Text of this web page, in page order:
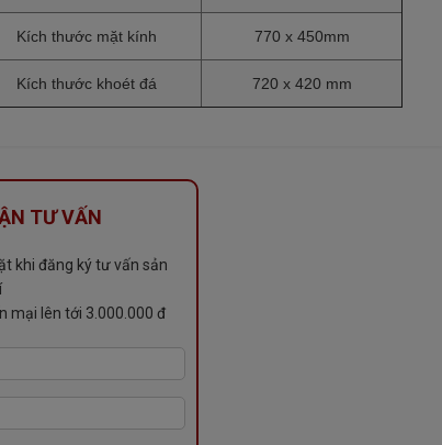
Kích thước mặt kính 770 x 450mm
Kích thước khoét đá 720 x 420 mm
TƯ VẤN
khi đăng ký tư vấn sản
mại lên tới 3.000.000 đ